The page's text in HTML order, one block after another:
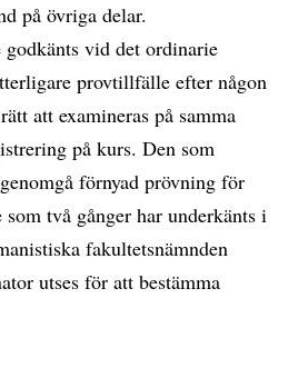
på övriga delar.
vid det ordinarie
provtillfälle efter någon
att examineras på samma
på kurs. Den som
förnyad prövning för
två gånger har underkänts i
fakultetsnämnden
utses för att bestämma